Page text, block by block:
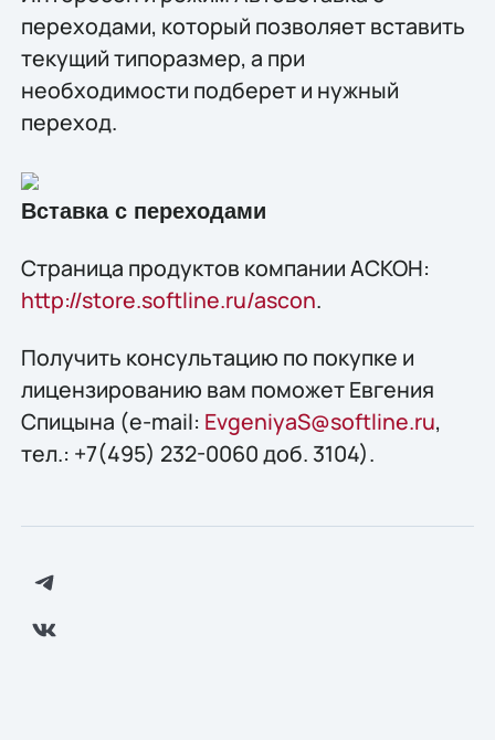
переходами, который позволяет вставить
текущий типоразмер, а при
необходимости подберет и нужный
переход.
Вставка с переходами
Страница продуктов компании АСКОН:
http://store.softline.ru/ascon.
Получить консультацию по покупке и
лицензированию вам поможет Евгения
Спицына (e-mail: EvgeniyaS@softline.ru,
тел.: +7(495) 232-0060 доб. 3104).